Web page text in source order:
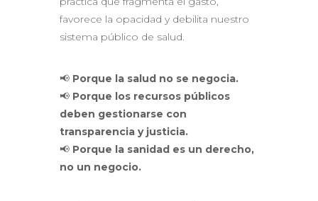
favorece la opacidad y debilita nuestro
sistema público de salud.
📢 Porque la salud no se negocia.
📢 Porque los recursos públicos
deben gestionarse con
transparencia y justicia.
📢 Porque la sanidad es un derecho,
no un negocio.